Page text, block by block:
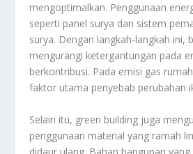
mengoptimalkan. Penggunaan
seperti panel surya dan sistem
surya. Dengan langkah-langkah ini,
mengurangi ketergantungan pada
berkontribusi. Pada emisi gas
faktor utama penyebab perubahan
Selain itu, green building juga
penggunaan material yang ramah
didaur ulang. Bahan bangunan